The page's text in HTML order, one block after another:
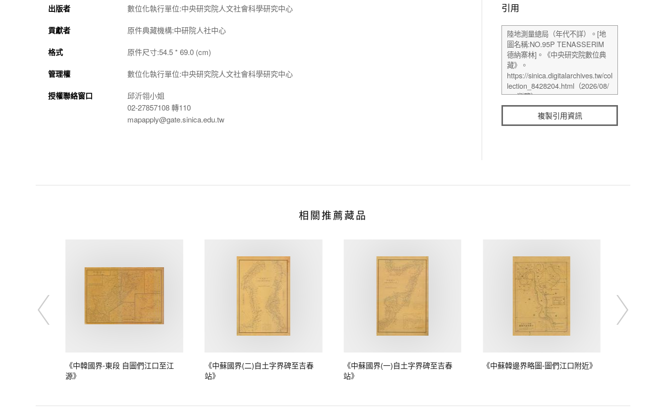
出版者 數位化執行單位:中央研究院人文社會科學研究中心
貢獻者 原件典藏機構:中研院人社中心
格式 原件尺寸:54.5 * 69.0 (cm)
管理權 數位化執行單位:中央研究院人文社會科學研究中心
授權聯絡窗口
邱沂翎小姐
02-27857108 轉110
mapapply@gate.sinica.edu.tw
引用
複製引用資訊
相關推薦藏品
《中韓國界-東段 自圖們江口至江
源》
《中蘇國界(二)自土字界碑至吉春
站》
《中蘇國界(一)自土字界碑至吉春
站》
《中蘇韓邊界略圖-圖們江口附近》